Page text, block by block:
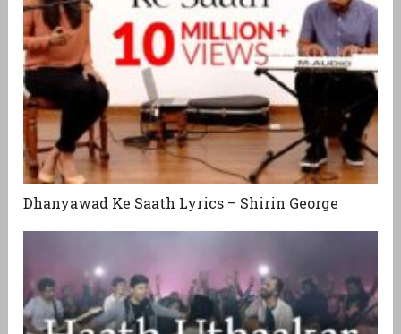
Dhanyawad Ke Saath Lyrics – Shirin George